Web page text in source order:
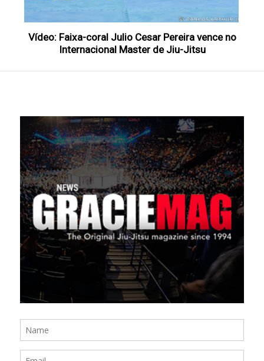
Vídeo: Faixa-coral Julio Cesar Pereira vence no
Internacional Master de Jiu-Jitsu